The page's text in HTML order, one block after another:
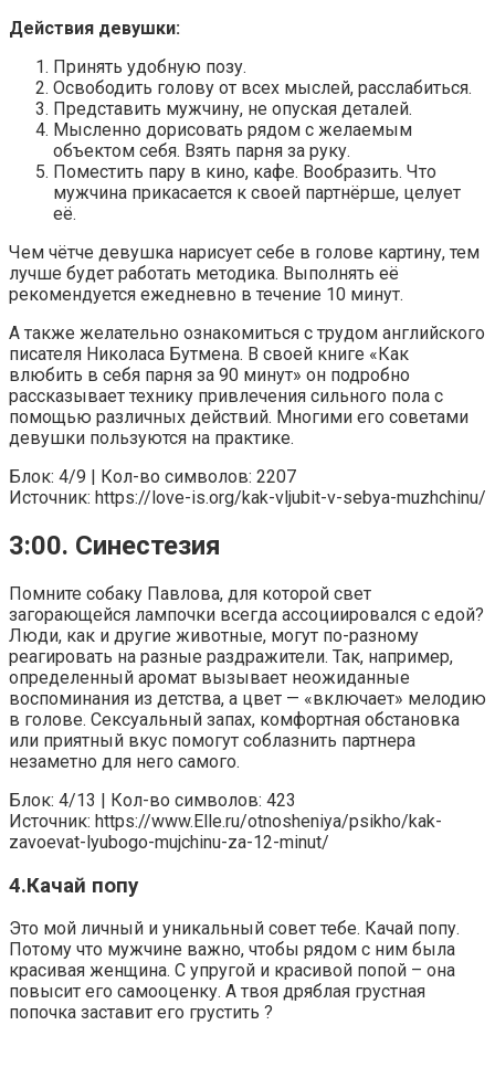
Действия девушки:
Принять удобную позу.
Освободить голову от всех мыслей, расслабиться.
Представить мужчину, не опуская деталей.
Мысленно дорисовать рядом с желаемым
объектом себя. Взять парня за руку.
Поместить пару в кино, кафе. Вообразить. Что
мужчина прикасается к своей партнёрше, целует
её.
Чем чётче девушка нарисует себе в голове картину, тем
лучше будет работать методика. Выполнять её
рекомендуется ежедневно в течение 10 минут.
А также желательно ознакомиться с трудом английского
писателя Николаса Бутмена. В своей книге «Как
влюбить в себя парня за 90 минут» он подробно
рассказывает технику привлечения сильного пола с
помощью различных действий. Многими его советами
девушки пользуются на практике.
Блок: 4/9 | Кол-во символов: 2207
Источник: https://love-is.org/kak-vljubit-v-sebya-muzhchinu/
3:00. Синестезия
Помните собаку Павлова, для которой свет
загорающейся лампочки всегда ассоциировался с едой?
Люди, как и другие животные, могут по-разному
реагировать на разные раздражители. Так, например,
определенный аромат вызывает неожиданные
воспоминания из детства, а цвет — «включает» мелодию
в голове. Сексуальный запах, комфортная обстановка
или приятный вкус помогут соблазнить партнера
незаметно для него самого.
Блок: 4/13 | Кол-во символов: 423
Источник: https://www.Elle.ru/otnosheniya/psikho/kak-
zavoevat-lyubogo-mujchinu-za-12-minut/
4.Качай попу
Это мой личный и уникальный совет тебе. Качай попу.
Потому что мужчине важно, чтобы рядом с ним была
красивая женщина. С упругой и красивой попой – она
повысит его самооценку. А твоя дряблая грустная
попочка заставит его грустить ?